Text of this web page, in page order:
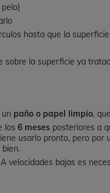
hasta que la
sobre la superficie ya
paño o papel limpio,
los 6 meses posteriores a
usarlo pronto, pero por
A velocidades bajas es